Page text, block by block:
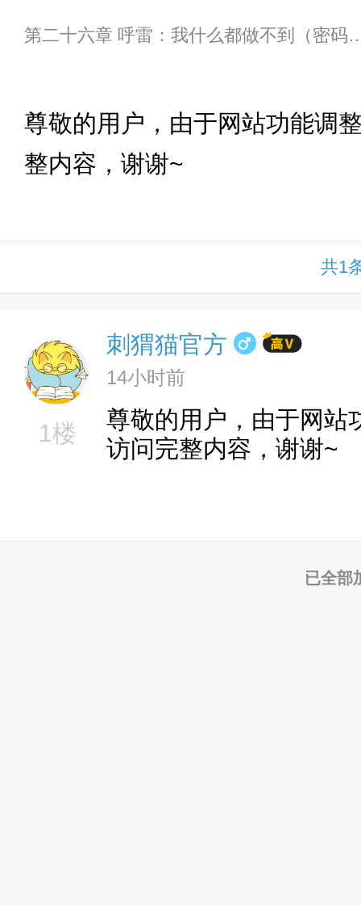
第二十六章 呼雷：我什
尊敬的用户，由于网站功能调
整内容，谢谢~
共1
1楼
刺猬猫官方
14小时前
尊敬的用户，由于网站
访问完整内容，谢谢~
已全部